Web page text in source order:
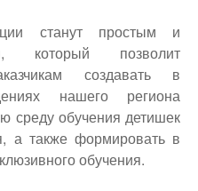
станут простым и
который позволит
создавать в
нашего региона
среду обучения детишек
а также формировать в
обучения.